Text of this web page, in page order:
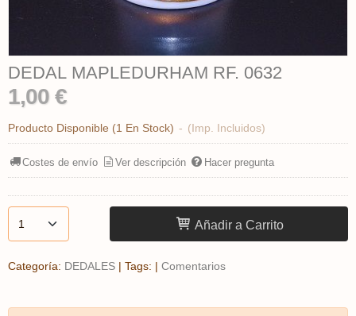
DEDAL MAPLEDURHAM RF. 0632
1,00 €
Producto Disponible (1 En Stock) - (Imp. Incluidos)
Costes de envío Ver descripción Hacer pregunta
Añadir a Carrito
Categoría: DEDALES | Tags: | Comentarios